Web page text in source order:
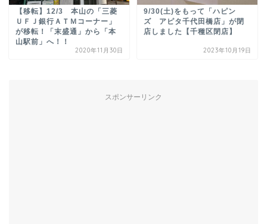
【移転】12/3 本山の「三菱
ＵＦＪ銀行ＡＴＭコーナー」
が移転！「末盛通」から「本
山駅前」へ！！
2020年11月30日
9/30(土)をもって「ハピン
ズ アピタ千代田橋店」が閉
店しました【千種区閉店】
2023年10月19日
スポンサーリンク